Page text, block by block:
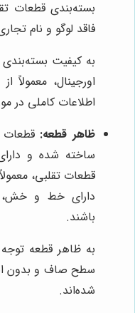
بسته‌بندی قطعات
فاقد لوگو و نام
به کیفیت
اورجینال، معمولاً
اطلاعات کاملی در
ظاهر قطعه: قطعات
ساخته شده و
قطعات تقلبی،
دارای خط و خش،
باشند.
به ظاهر قطعه توجه
سطح صاف و بدون
شده‌اند.